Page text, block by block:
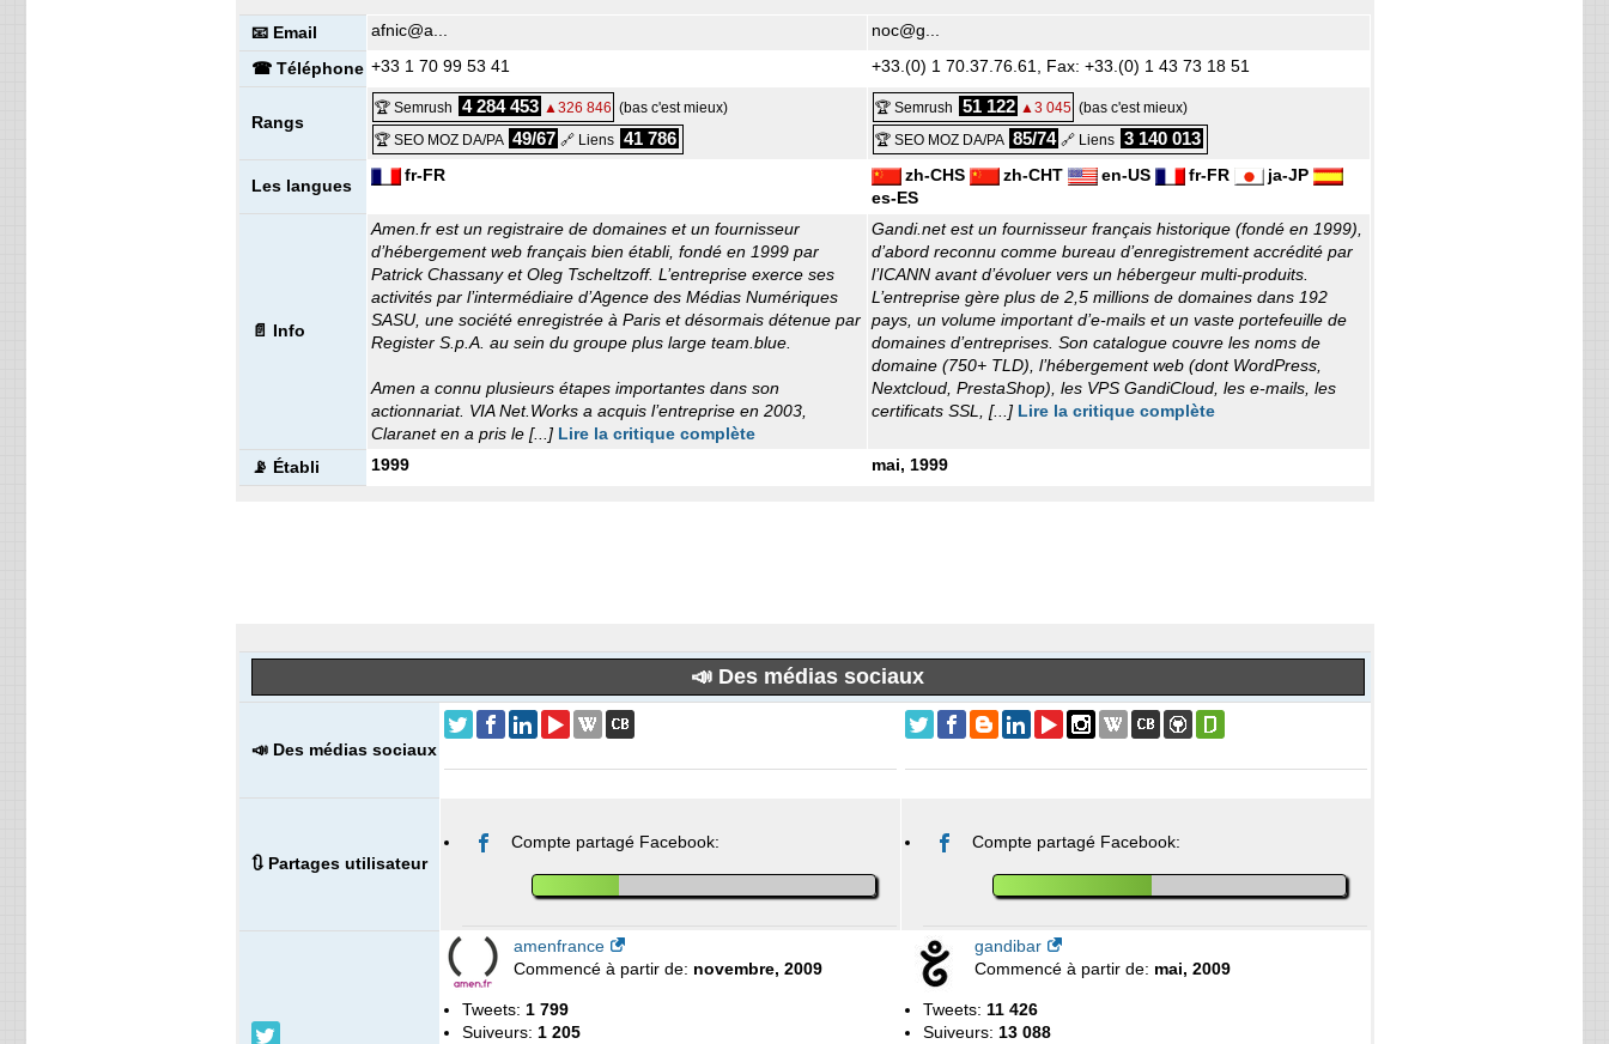
📧 Email afnic@a...
noc@g...
☎ Téléphone +33 1 70 99 53 41 +33.(0) 1 70.37.76.61, Fax: +33.(0) 1 43 73 18 51
Rangs
🏆 Semrush 4 284 453 ▲326 846 (bas c'est mieux)
🏆 SEO MOZ DA/PA 49/67 🔗 Liens 41 786
🏆 Semrush 51 122 ▲3 045 (bas c'est mieux)
🏆 SEO MOZ DA/PA 85/74 🔗 Liens 3 140 013
Les langues
fr-FR zh-CHS zh-CHT en-US fr-FR
ja-JP
es-ES
📄 Info
Amen.fr est un registraire de domaines et un fournisseur
d’hébergement web français bien établi, fondé en 1999 par
Patrick Chassany et Oleg Tscheltzoff. L’entreprise exerce ses
activités par l’intermédiaire d’Agence des Médias Numériques
SASU, une société enregistrée à Paris et désormais détenue par
Register S.p.A. au sein du groupe plus large team.blue.
Amen a connu plusieurs étapes importantes dans son
actionnariat. VIA Net.Works a acquis l’entreprise en 2003,
Claranet en a pris le [...] Lire la critique complète
Gandi.net est un fournisseur français historique (fondé en 1999),
d’abord reconnu comme bureau d’enregistrement accrédité par
l’ICANN avant d’évoluer vers un hébergeur multi-produits.
L’entreprise gère plus de 2,5 millions de domaines dans 192
pays, un volume important d’e-mails et un vaste portefeuille de
domaines d’entreprises. Son catalogue couvre les noms de
domaine (750+ TLD), l’hébergement web (dont WordPress,
Nextcloud, PrestaShop), les VPS GandiCloud, les e-mails, les
certificats SSL, [...] Lire la critique complète
📡 Établi 1999 mai, 1999
📣 Des médias sociaux
📣 Des médias sociaux
🔃 Partages utilisateur
Compte partagé Facebook: Compte partagé Facebook:
amenfrance
Commencé à partir de: novembre, 2009
Tweets: 1 799
Suiveurs: 1 205
gandibar
Commencé à partir de: mai, 2009
Tweets: 11 426
Suiveurs: 13 088